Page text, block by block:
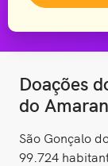
Doações
do
São Gonçalo
99.724